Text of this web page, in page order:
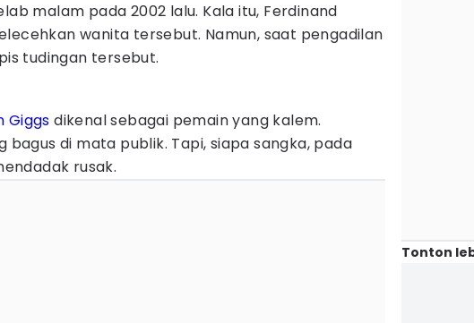
malam pada 2002 lalu. Kala itu, Ferdinand
wanita tersebut. Namun, saat pengadilan
tudingan tersebut.
Giggs dikenal sebagai pemain yang kalem.
di mata publik. Tapi, siapa sangka, pada
rusak.
Tonton